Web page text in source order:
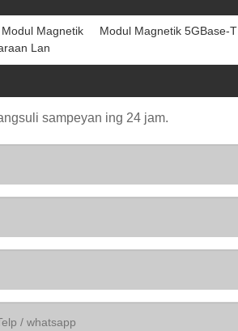
Magnetik
Modul Magnetik 5GBase-T
Lan
sampeyan ing 24 jam.